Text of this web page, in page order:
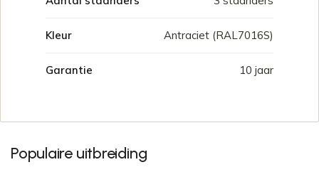
Kleur Antraciet (RAL7016S)
Garantie 10 jaar
Populaire uitbreiding